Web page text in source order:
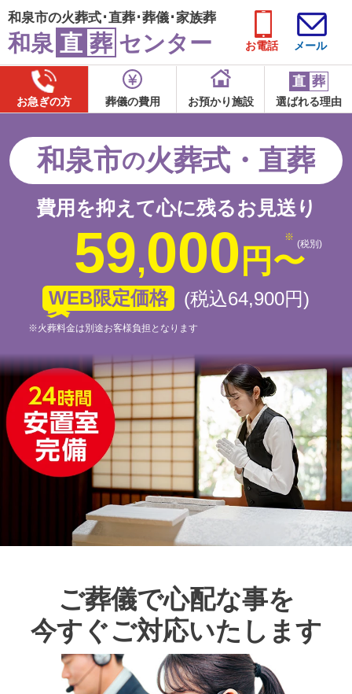
和泉市の火葬式･直葬･葬儀･家族葬
和泉 直 葬 センター お電話 メール
お急ぎの方 葬儀の費用 お預かり施設
直 葬
選ばれる理由
和泉市の火葬式・直葬
費用を抑えて心に残るお見送り
59,000 円〜(税別)
WEB限定価格 (税込64,900円)
※火葬料金は別途お客様負担となります
ご葬儀で心配な事を
今すぐご対応いたします